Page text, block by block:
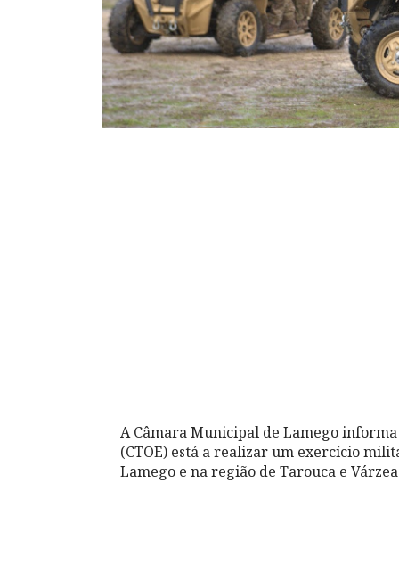
A Câmara Municipal de Lamego
(CTOE) está a realizar um exercício
Lamego e na região de Tarouca e